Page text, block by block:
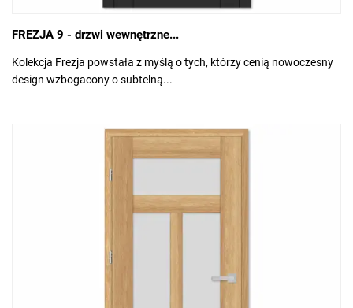
FREZJA 9 - drzwi wewnętrzne...
Kolekcja Frezja powstała z myślą o tych, którzy cenią nowoczesny
design wzbogacony o subtelną...